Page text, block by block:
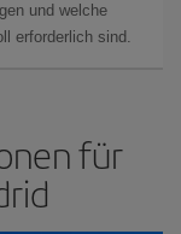
und welche
erforderlich sind.
für